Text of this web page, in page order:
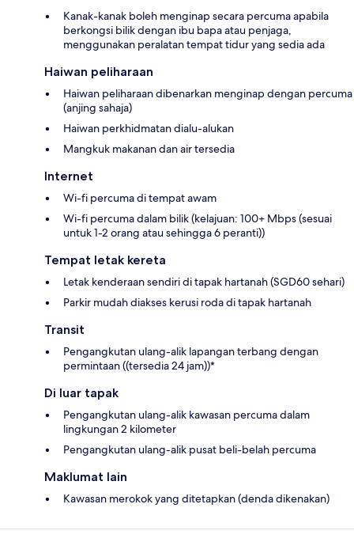
Kanak-kanak boleh menginap secara percuma apabila
berkongsi bilik dengan ibu bapa atau penjaga,
menggunakan peralatan tempat tidur yang sedia ada
Haiwan peliharaan
Haiwan peliharaan dibenarkan menginap dengan percuma
(anjing sahaja)
Haiwan perkhidmatan dialu-alukan
Mangkuk makanan dan air tersedia
Internet
Wi-fi percuma di tempat awam
Wi-fi percuma dalam bilik (kelajuan: 100+ Mbps (sesuai
untuk 1-2 orang atau sehingga 6 peranti))
Tempat letak kereta
Letak kenderaan sendiri di tapak hartanah (SGD60 sehari)
Parkir mudah diakses kerusi roda di tapak hartanah
Transit
Pengangkutan ulang-alik lapangan terbang dengan
permintaan ((tersedia 24 jam))*
Di luar tapak
Pengangkutan ulang-alik kawasan percuma dalam
lingkungan 2 kilometer
Pengangkutan ulang-alik pusat beli-belah percuma
Maklumat lain
Kawasan merokok yang ditetapkan (denda dikenakan)